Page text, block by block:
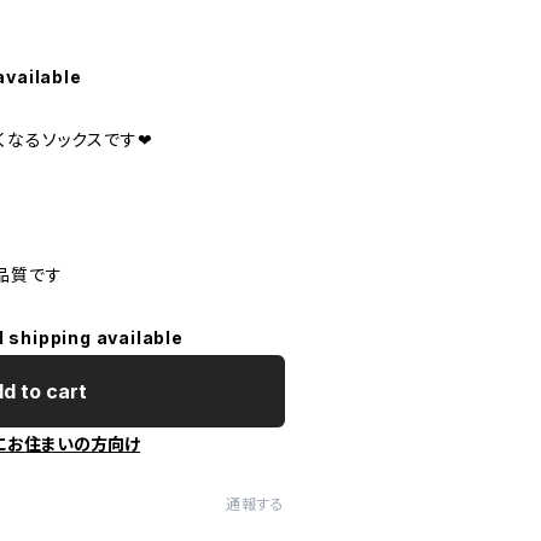
なるソックスです❤
質です
shipping available
to cart
お住まいの方向け
通報する